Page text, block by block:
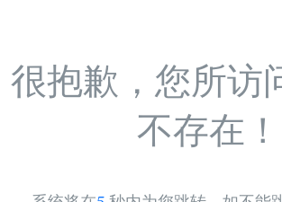
很抱歉，您所访
不存在！